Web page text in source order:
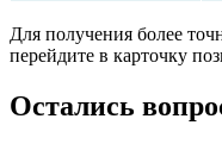
Для получения более
перейдите в карточку
Остались